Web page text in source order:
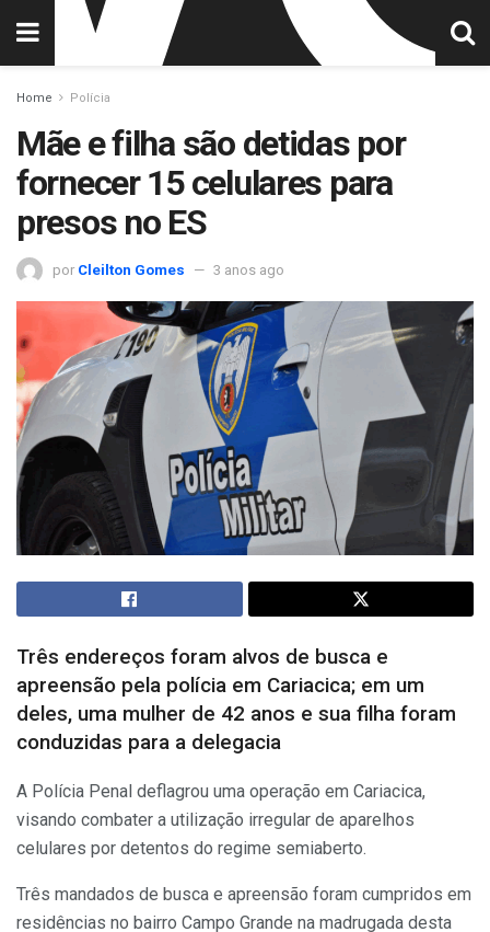
Home Polícia
Mãe e filha são detidas por
fornecer 15 celulares para
presos no ES
por Cleilton Gomes 3 anos ago
Três endereços foram alvos de busca e
apreensão pela polícia em Cariacica; em um
deles, uma mulher de 42 anos e sua filha foram
conduzidas para a delegacia
A Polícia Penal deflagrou uma operação em Cariacica,
visando combater a utilização irregular de aparelhos
celulares por detentos do regime semiaberto.
Três mandados de busca e apreensão foram cumpridos em
residências no bairro Campo Grande na madrugada desta